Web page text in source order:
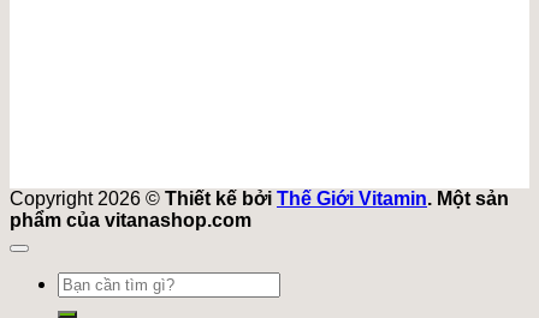
Copyright 2026 © Thiết kế bởi Thế Giới Vitamin. Một sản
phẩm của vitanashop.com
Tìm
kiếm: